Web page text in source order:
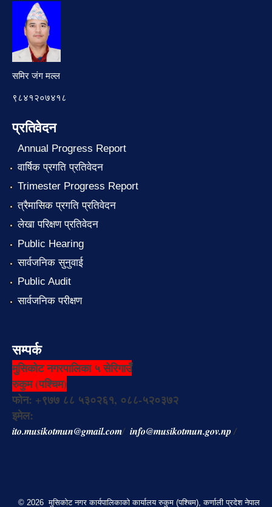
समिर जंग मल्ल
९८४१२०७४१८
प्रतिवेदन
Annual Progress Report
वार्षिक प्रगति प्रतिवेदन
Trimester Progress Report
त्रैमासिक प्रगति प्रतिवेदन
लेखा परिक्षण प्रतिवेदन
Public Hearing
सार्वजनिक सुनुवाई
Public Audit
सार्वजनिक परीक्षण
सम्पर्क
मुसिकोट नगरपालिका ५ सेरिगाउँ
रुकुम (पश्चिम)
फोन: +९७७ ८८ ५३०२६१, ०८८-५२०३७२
इमेल:
ito.musikotmun@gmail.com/ info@musikotmun.gov.np/
© 2026 मुसिकोट नगर कार्यपालिकाको कार्यालय रुकुम (पश्चिम), कर्णाली प्रदेश नेपाल